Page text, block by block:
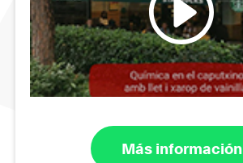
Más información